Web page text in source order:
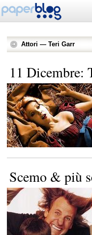
Attori — Teri Garr
11 Dicembre:
Scemo & più